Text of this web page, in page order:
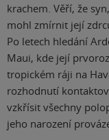
krachem. Věří, že
mohl zmírnit její
Po letech hledání
Maui, kde její
tropickém ráji na
rozhodnutí
vzkřísit všechny
jeho narození